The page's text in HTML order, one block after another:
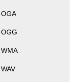
OGA
OGG
WMA
WAV